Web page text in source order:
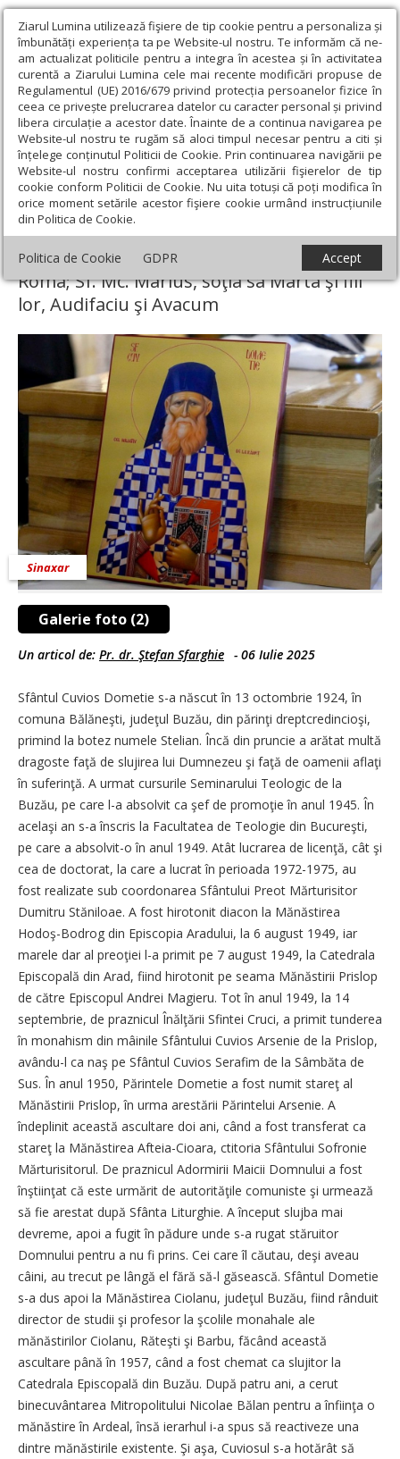
Ziarul Lumina utilizează fişiere de tip cookie pentru a personaliza și
îmbunătăți experiența ta pe Website-ul nostru. Te informăm că ne-
am actualizat politicile pentru a integra în acestea și în activitatea
curentă a Ziarului Lumina cele mai recente modificări propuse de
Regulamentul (UE) 2016/679 privind protecția persoanelor fizice în
ceea ce privește prelucrarea datelor cu caracter personal și privind
libera circulație a acestor date. Înainte de a continua navigarea pe
Website-ul nostru te rugăm să aloci timpul necesar pentru a citi și
înțelege conținutul Politicii de Cookie. Prin continuarea navigării pe
Website-ul nostru confirmi acceptarea utilizării fişierelor de tip
cookie conform Politicii de Cookie. Nu uita totuși că poți modifica în
orice moment setările acestor fişiere cookie urmând instrucțiunile
din Politica de Cookie.
Politica de Cookie GDPR Accept
Ziarul Lumina › Teologie și spiritualitate › Sinaxar › Sf. Cuv.
Dometie cel Milostiv de la Râmeţ; Sf. Cuv. Sisoe cel Mare; Sf. Mc.
Lucia din Roma; Sf. Mc. Marius, soţia sa Marta şi fiii lor, Audifaciu şi
Avacum
Sf. Cuv. Dometie cel Milostiv de la Râmeţ;
Sf. Cuv. Sisoe cel Mare; Sf. Mc. Lucia din
Roma; Sf. Mc. Marius, soţia sa Marta şi fiii
lor, Audifaciu şi Avacum
Galerie foto (2)
Sinaxar
Un articol de: Pr. dr. Ştefan Sfarghie - 06 Iulie 2025
Sfântul Cuvios Dometie s-a născut în 13 octombrie 1924, în
comuna Bălăneşti, judeţul Buzău, din părinţi dreptcredincioşi,
primind la botez numele Stelian. Încă din pruncie a arătat multă
dragoste faţă de slujirea lui Dumnezeu şi faţă de oamenii aflaţi
în suferinţă. A urmat cursurile Seminarului Teologic de la
Buzău, pe care l-a absolvit ca şef de promoţie în anul 1945. În
acelaşi an s-a înscris la Facultatea de Teologie din Bucureşti,
pe care a absolvit-o în anul 1949. Atât lucrarea de licenţă, cât şi
cea de doctorat, la care a lucrat în perioada 1972-1975, au
fost realizate sub coordonarea Sfântului Preot Mărturisitor
Dumitru Stăniloae. A fost hirotonit diacon la Mănăstirea
Hodoş-Bodrog din Episcopia Aradului, la 6 august 1949, iar
marele dar al preoţiei l-a primit pe 7 august 1949, la Catedrala
Episcopală din Arad, fiind hirotonit pe seama Mănăstirii Prislop
de către Episcopul Andrei Magieru. Tot în anul 1949, la 14
septembrie, de praznicul Înălţării Sfintei Cruci, a primit tunderea
în monahism din mâinile Sfântului Cuvios Arsenie de la Prislop,
avându-l ca naş pe Sfântul Cuvios Serafim de la Sâmbăta de
Sus. În anul 1950, Părintele Dometie a fost numit stareţ al
Mănăstirii Prislop, în urma arestării Părintelui Arsenie. A
îndeplinit această ascultare doi ani, când a fost transferat ca
stareţ la Mănăstirea Afteia-Cioara, ctitoria Sfântului Sofronie
Mărturisitorul. De praznicul Adormirii Maicii Domnului a fost
înştiinţat că este urmărit de autorităţile comuniste şi urmează
să fie arestat după Sfânta Liturghie. A început slujba mai
devreme, apoi a fugit în pădure unde s-a rugat stăruitor
Domnului pentru a nu fi prins. Cei care îl căutau, deşi aveau
câini, au trecut pe lângă el fără să-l găsească. Sfântul Dometie
s-a dus apoi la Mănăstirea Ciolanu, judeţul Buzău, fiind rânduit
director de studii şi profesor la şcolile monahale ale
mănăstirilor Ciolanu, Răteşti şi Barbu, făcând această
ascultare până în 1957, când a fost chemat ca slujitor la
Catedrala Episcopală din Buzău. După patru ani, a cerut
binecuvântarea Mitropolitului Nicolae Bălan pentru a înfiinţa o
mănăstire în Ardeal, însă ierarhul i-a spus să reactiveze una
dintre mănăstirile existente. Şi aşa, Cuviosul s-a hotărât să